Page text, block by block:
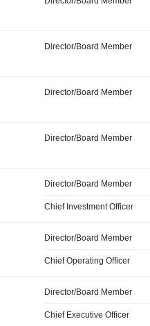
Director/Board Member
Director/Board Member
Director/Board Member
Director/Board Member
Chief Investment Officer
Director/Board Member
Chief Operating Officer
Director/Board Member
Chief Executive Officer